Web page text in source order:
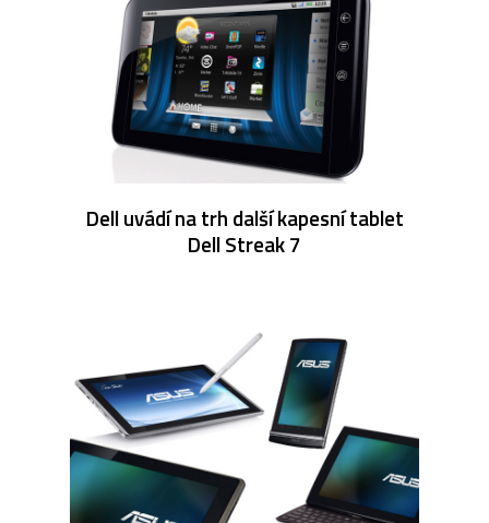
Dell uvádí na trh další kapesní tablet
Dell Streak 7